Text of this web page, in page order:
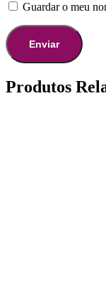
Guardar o meu
Produtos